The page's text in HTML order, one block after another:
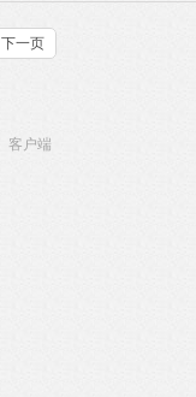
下一页
客户端